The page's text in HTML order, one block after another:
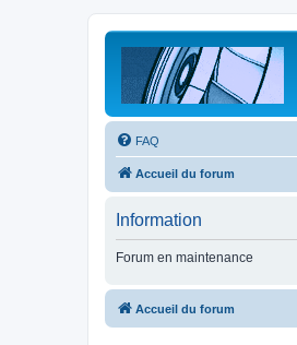
FAQ
Accueil du forum
Information
Forum en maintenance
Accueil du forum